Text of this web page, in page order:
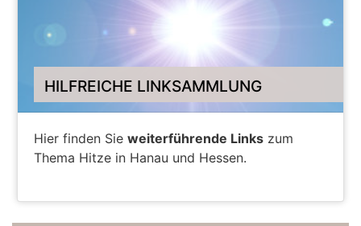
HILFREICHE LINKSAMMLUNG
Hier finden Sieweiterführende Links zum
Thema Hitze in Hanau und Hessen.